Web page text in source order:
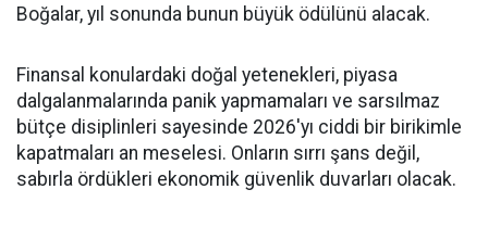
Boğalar, yıl sonunda bunun büyük ödülünü alacak.
Finansal konulardaki doğal yetenekleri, piyasa
dalgalanmalarında panik yapmamaları ve sarsılmaz
bütçe disiplinleri sayesinde 2026'yı ciddi bir birikimle
kapatmaları an meselesi. Onların sırrı şans değil,
sabırla ördükleri ekonomik güvenlik duvarları olacak.